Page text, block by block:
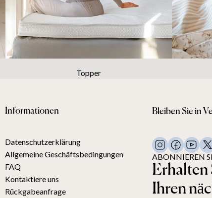
Topper
Informationen
Datenschutzerklärung
Allgemeine Geschäftsbedingungen
FAQ
Kontaktiere uns
Rückgabeanfrage
Bleiben Sie in
ABONNIEREN
Erhalten
Ihren